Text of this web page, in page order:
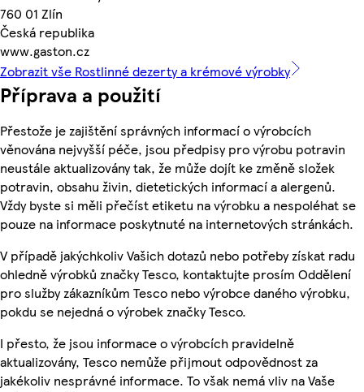
760 01 Zlín
Česká republika
www.gaston.cz
Zobrazit vše Rostlinné dezerty a krémové výrobky
Příprava a použití
Přestože je zajištění správných informací o výrobcích
věnována nejvyšší péče, jsou předpisy pro výrobu potravin
neustále aktualizovány tak, že může dojít ke změně složek
potravin, obsahu živin, dietetických informací a alergenů.
Vždy byste si měli přečíst etiketu na výrobku a nespoléhat se
pouze na informace poskytnuté na internetových stránkách.
V případě jakýchkoliv Vašich dotazů nebo potřeby získat radu
ohledně výrobků značky Tesco, kontaktujte prosím Oddělení
pro služby zákazníkům Tesco nebo výrobce daného výrobku,
pokdu se nejedná o výrobek značky Tesco.
I přesto, že jsou informace o výrobcích pravidelně
aktualizovány, Tesco nemůže přijmout odpovědnost za
jakékoliv nesprávné informace. To však nemá vliv na Vaše